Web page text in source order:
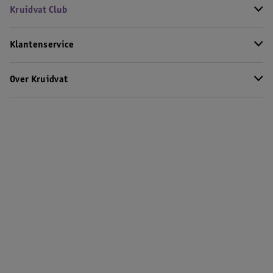
Kruidvat Club
Klantenservice
Over Kruidvat